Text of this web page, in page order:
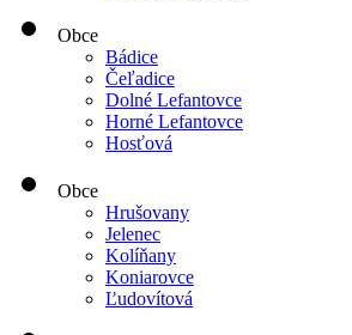
Obce
Bádice
Čeľadice
Dolné Lefantovce
Horné Lefantovce
Hosťová
Obce
Hrušovany
Jelenec
Kolíňany
Koniarovce
Ľudovítová